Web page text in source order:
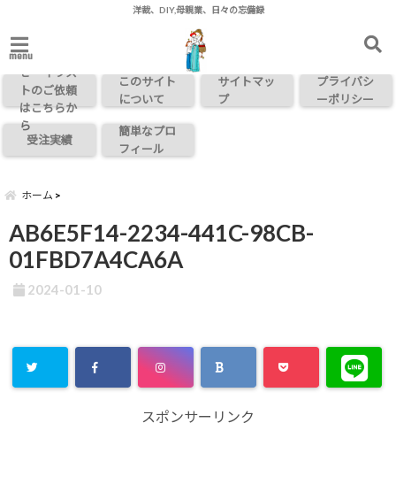
洋裁、DIY,母親業、日々の忘備録
menuお問い合わ
せ・イラス
トのご依頼
はこちらか
ら
このサイト
について
サイトマッ
プ
プライバシ
ーポリシー
受注実績
簡単なプロ
フィール
ホーム
AB6E5F14-2234-441C-98CB-
01FBD7A4CA6A
2024-01-10
スポンサーリンク